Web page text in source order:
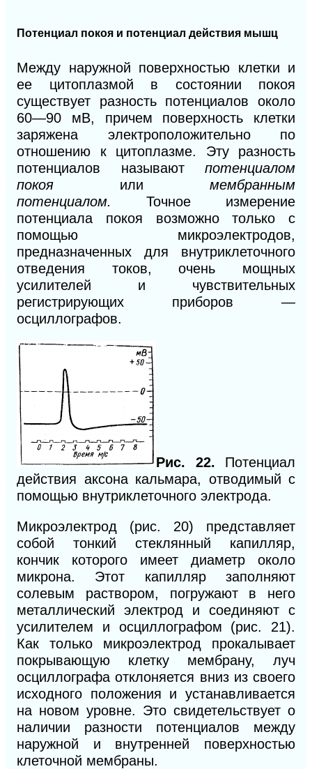
Потенциал покоя и потенциал действия мышц
Между наружной поверхностью клетки и
ее цитоплазмой в состоянии покоя
существует разность потенциалов около
60—90 мВ, причем поверхность клетки
заряжена электроположительно по
отношению к цитоплазме. Эту разность
потенциалов называют потенциалом
покоя или мембранным
потенциалом. Точное измерение
потенциала покоя возможно только с
помощью микроэлектродов,
предназначенных для внутриклеточного
отведения токов, очень мощных
усилителей и чувствительных
регистрирующих приборов —
осциллографов.
Рис. 22. Потенциал
действия аксона кальмара, отводимый с
помощью внутриклеточного электрода.
Микроэлектрод (рис. 20) представляет
собой тонкий стеклянный капилляр,
кончик которого имеет диаметр около
микрона. Этот капилляр заполняют
солевым раствором, погружают в него
металлический электрод и соединяют с
усилителем и осциллографом (рис. 21).
Как только микроэлектрод прокалывает
покрывающую клетку мембрану, луч
осциллографа отклоняется вниз из своего
исходного положения и устанавливается
на новом уровне. Это свидетельствует о
наличии разности потенциалов между
наружной и внутренней поверхностью
клеточной мембраны.